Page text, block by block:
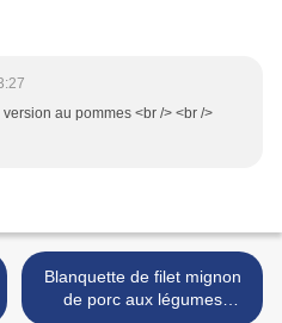
au pommes <br /> <br />
Blanquette de filet mignon
de porc aux légumes